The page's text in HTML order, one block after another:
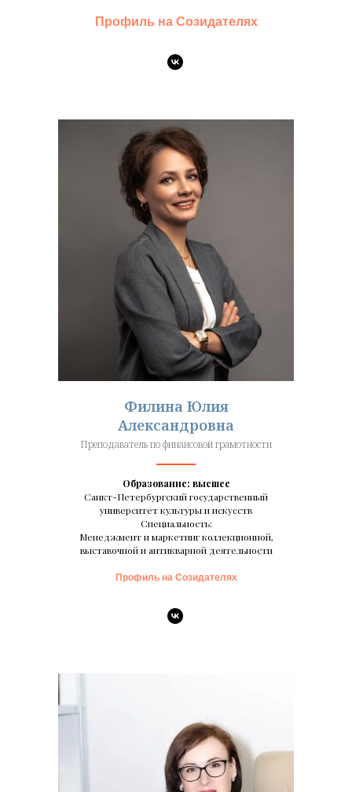
Профиль на Созидателях
Филина Юлия
Александровна
Преподаватель по финансовой грамотности
Образование: высшее
Санкт-Петербургский государственный
университет культуры и искусств
Специальность:
Менеджмент и маркетинг коллекционной,
выставочной и антикварной деятельности
Профиль на Созидателях